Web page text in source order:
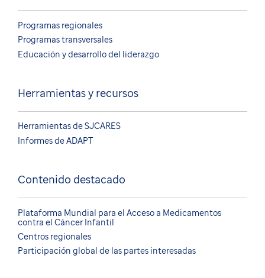
Programas regionales
Programas transversales
Educación y desarrollo del liderazgo
Herramientas y recursos
Herramientas de SJCARES
Informes de ADAPT
Contenido destacado
Plataforma Mundial para el Acceso a Medicamentos
contra el Cáncer Infantil
Centros regionales
Participación global de las partes interesadas